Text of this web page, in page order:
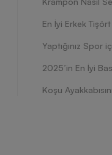
En İyi Erkek Tişört
Yaptığınız Spor
2025’in En İyi
Koşu